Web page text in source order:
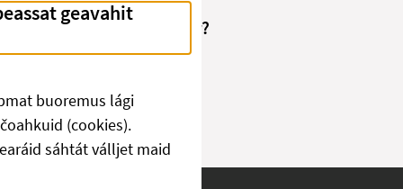
Fant du det du lette etter?